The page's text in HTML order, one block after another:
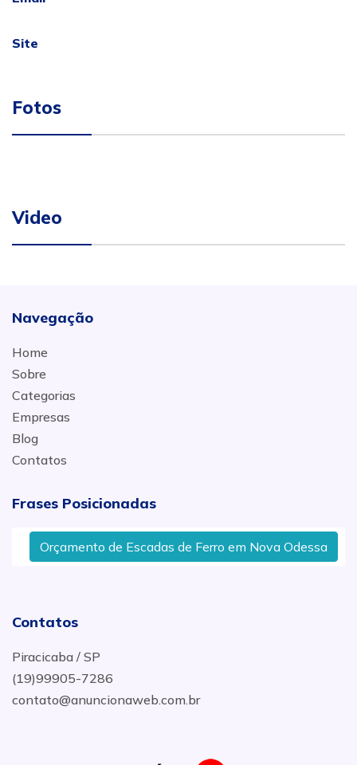
Site
Fotos
Video
Navegação
Home
Sobre
Categorias
Empresas
Blog
Contatos
Frases Posicionadas
Orçamento de Escadas de Ferro em Nova Odessa
Contatos
Piracicaba / SP
(19)99905-7286
contato@anuncionaweb.com.br